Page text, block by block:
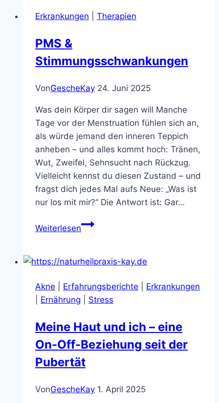
Erkrankungen Therapien
PMS &
Stimmungsschwankungen
VonGescheKay 24. Juni 2025
Was dein Körper dir sagen will Manche
Tage vor der Menstruation fühlen sich an,
als würde jemand den inneren Teppich
anheben – und alles kommt hoch: Tränen,
Wut, Zweifel, Sehnsucht nach Rückzug.
Vielleicht kennst du diesen Zustand – und
fragst dich jedes Mal aufs Neue: „Was ist
nur los mit mir?“ Die Antwort ist: Gar…
WeiterlesenPMS
Akne Erfahrungsberichte
Erkrankungen
Ernährung Stress
Meine Haut und ich – eine
On-Off-Beziehung seit der
Pubertät
VonGescheKay 1. April 2025